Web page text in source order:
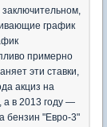
график
примерно
эти ставки,
акциз на
а в 2013 году —
бензин "Евро-3"